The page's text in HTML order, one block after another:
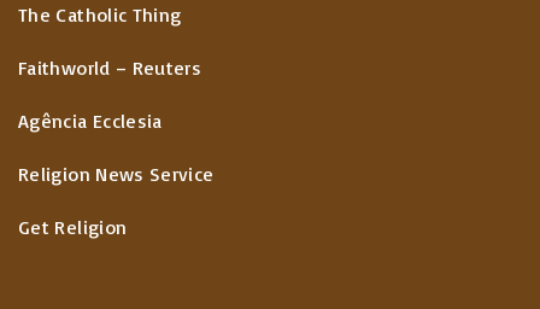
The Catholic Thing
Faithworld – Reuters
Agência Ecclesia
Religion News Service
Get Religion